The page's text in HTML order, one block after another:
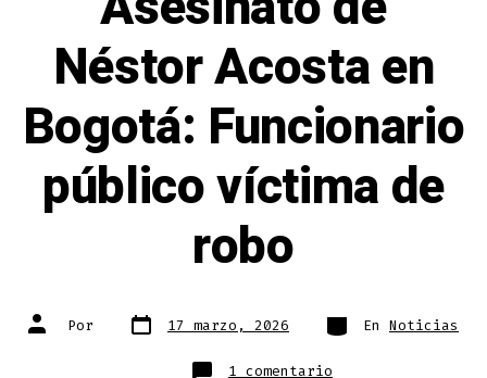
Néstor Acosta en
Bogotá: Funcionario
público víctima de
robo
Autor
de Por Fecha
de 17 marzo, 2026 Categorías
En Noticias
1 comentario